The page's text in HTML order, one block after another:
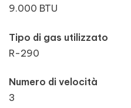
9.000 BTU
Tipo di gas utilizzato
R-290
Numero di velocità
3